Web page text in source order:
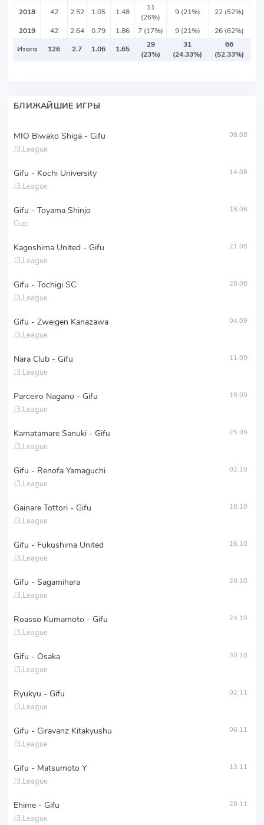
2018 42 2.52 1.05 1.48
11
(26%)
9 (21%)
22 (52%)
2019
42 2.64 0.79 1.86 7 (17%) 9 (21%)
26 (62%)
Итого
126 2.7 1.06 1.65
29
(23%)
31
(24.33%)
66
(52.33%)
БЛИЖАЙШИЕ ИГРЫ
MIO Biwako Shiga - Gifu
J3.League
08.08
Gifu - Kochi University
J3.League
14.08
Gifu - Toyama Shinjo
Cup
18.08
Kagoshima United - Gifu
J3.League
21.08
Gifu - Tochigi SC
J3.League
28.08
Gifu - Zweigen Kanazawa
J3.League
04.09
Nara Club - Gifu
J3.League
11.09
Parceiro Nagano - Gifu
J3.League
19.09
Kamatamare Sanuki - Gifu
J3.League
25.09
Gifu - Renofa Yamaguchi
J3.League
02.10
Gainare Tottori - Gifu
J3.League
10.10
Gifu - Fukushima United
J3.League
16.10
Gifu - Sagamihara
J3.League
20.10
Roasso Kumamoto - Gifu
J3.League
24.10
Gifu - Osaka
J3.League
30.10
Ryukyu - Gifu
J3.League
02.11
Gifu - Giravanz Kitakyushu
J3.League
06.11
Gifu - Matsumoto Y
J3.League
13.11
Ehime - Gifu
J3.League
20.11